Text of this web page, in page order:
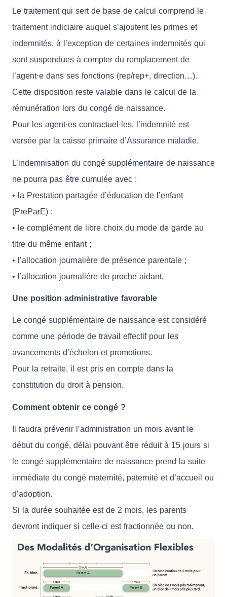
Le traitement qui sert de base de calcul comprend le
traitement indiciaire auquel s’ajoutent les primes et
indemnités, à l’exception de certaines indemnités qui
sont suspendues à compter du remplacement de
l’agent⋅e dans ses fonctions (rep/rep+, direction…).
Cette disposition reste valable dans le calcul de la
rémunération lors du congé de naissance.
Pour les agent·es contractuel⋅les, l’indemnité est
versée par la caisse primaire d’Assurance maladie.
L’indemnisation du congé supplémentaire de naissance
ne pourra pas être cumulée avec :
• la Prestation partagée d’éducation de l’enfant
(PreParE) ;
• le complément de libre choix du mode de garde au
titre du même enfant ;
• l’allocation journalière de présence parentale ;
• l’allocation journalière de proche aidant.
Une position administrative favorable
Le congé supplémentaire de naissance est considéré
comme une période de travail effectif pour les
avancements d’échelon et promotions.
Pour la retraite, il est pris en compte dans la
constitution du droit à pension.
Comment obtenir ce congé ?
Il faudra prévenir l’administration un mois avant le
début du congé, délai pouvant être réduit à 15 jours si
le congé supplémentaire de naissance prend la suite
immédiate du congé maternité, paternité et d’accueil ou
d’adoption.
Si la durée souhaitée est de 2 mois, les parents
devront indiquer si celle-ci est fractionnée ou non.